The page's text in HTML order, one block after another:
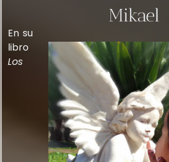
Mikael
En su
libro
Los